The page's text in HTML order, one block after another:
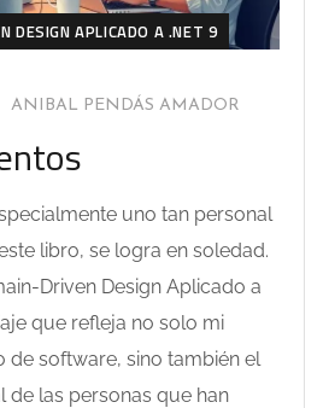
DESIGN APLICADO A .NET 9
ANIBAL PENDÁS AMADOR
uno tan personal
libro, se logra en soledad.
Driven Design Aplicado a
que refleja no solo mi
de software, sino también el
de las personas que han